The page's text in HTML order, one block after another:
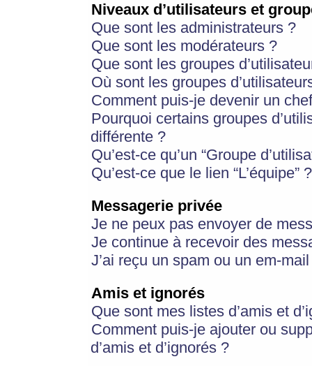
Niveaux d’utilisateurs et
Que sont les administrateurs ?
Que sont les modérateurs ?
Que sont les groupes
Où sont les groupes
Comment puis-je devenir un
Pourquoi certains groupes
différente ?
Qu’est-ce qu’un “Groupe
Qu’est-ce que le lien “L’équipe” ?
Messagerie privée
Je ne peux pas envoyer de
Je continue à recevoir des
J’ai reçu un spam ou un em-
Amis et ignorés
Que sont mes listes d’amis et
Comment puis-je ajouter ou
d’amis et d’ignorés ?